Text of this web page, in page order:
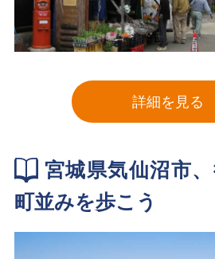
詳細を見る
宮城県気仙沼市
町並みを歩こう